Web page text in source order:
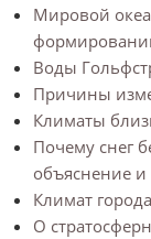
Мировой
Воды
Причины
Климаты
Почему снег
объяснение и
Климат
О